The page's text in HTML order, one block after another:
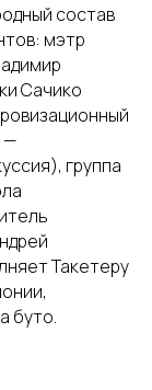
состав
мэтр
Сачико
—
группа
Такетеру
буто.